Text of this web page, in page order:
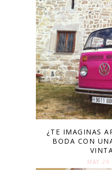
¿TE IMAGINAS
BODA CON
MAY